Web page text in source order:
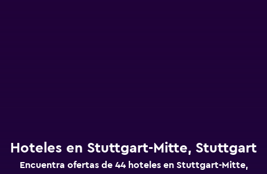
Hoteles en Stuttgart-Mitte, Stuttgart
Encuentra ofertas de 44 hoteles en Stuttgart-Mitte,